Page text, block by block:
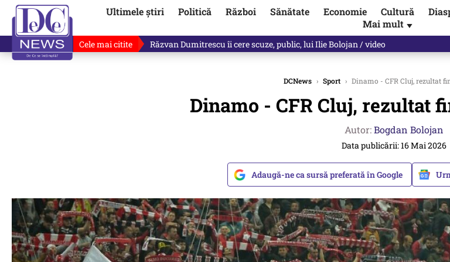
Ultimele știri Politică Război Sănătate Economie Cultură
Mai mult ▼
Cele mai citite „Dacă facem treaba asta, s-a ales praful de tot!” Eugen Teodorovici, reacție după
DCNews › Sport › Dinamo - CFR Cluj, rezultat
Dinamo - CFR Cluj, rezultat
Autor:Bogdan Bolojan
Data publicării: 16 Mai 2026
Adaugă-ne ca sursă preferată în Google